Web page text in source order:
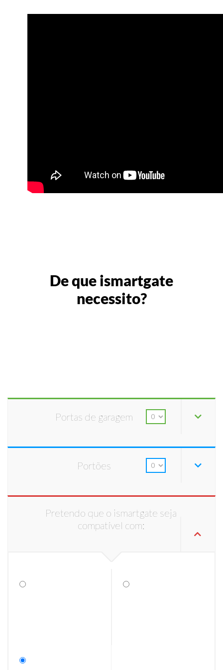
De que ismartgate
necessito?
Portas de garagem
Portões
Pretendo que o ismartgate seja
compatível com: